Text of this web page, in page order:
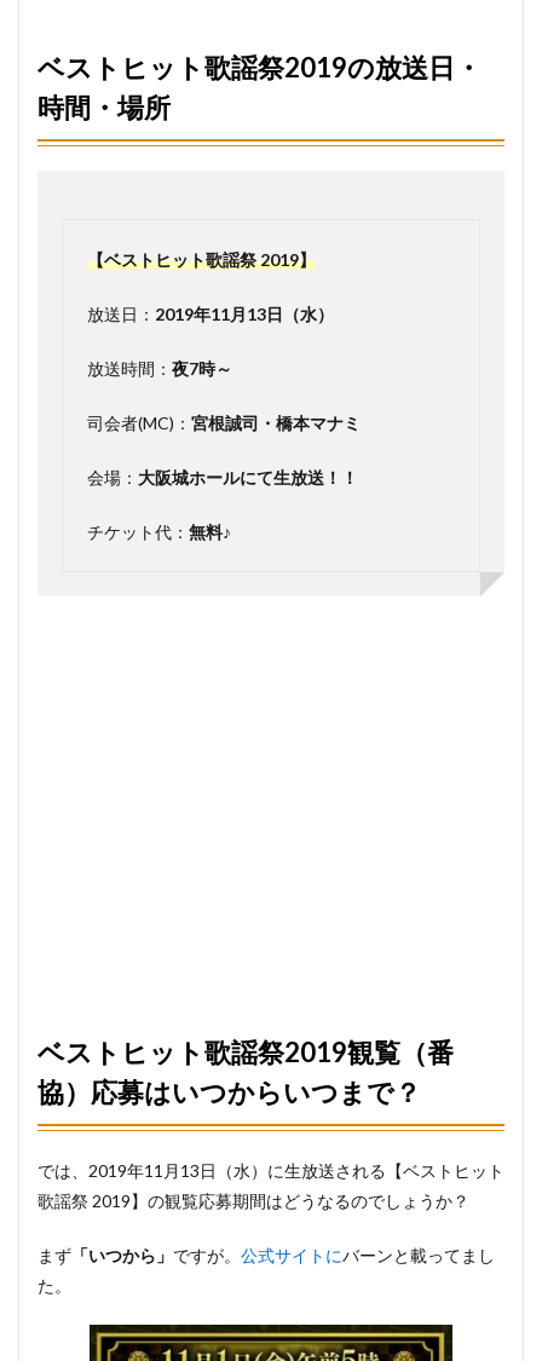
協）
応募
はど
こか
ら？
ット
歌謡
2019
協）
の必
は？
観覧
募集
の当
落発
表
7
まと
ベストヒット歌謡祭2019の放送日・
時間・場所
【ベストヒット歌謡祭 2019】
放送日： 2019年11月13日（水）
放送時間： 夜7時～
司会者(MC)： 宮根誠司・橋本マナミ
会場： 大阪城ホールにて生放送！！
チケット代： 無料♪
ベストヒット歌謡祭2019観覧（番
協）応募はいつからいつまで？
では、2019年11月13日（水）に生放送される【ベストヒット
歌謡祭 2019】の観覧応募期間はどうなるのでしょうか？
まず 「いつから」 ですが。 公式サイトにバーンと載ってまし
た。